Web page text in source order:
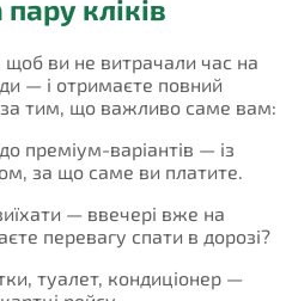
пару кліків
ви не витрачали час на
— і отримаєте повний
за тим, що важливо саме вам:
преміум-варіантів — із
за що саме ви платите.
— ввечері вже на
перевагу спати в дорозі?
туалет, кондиціонер —